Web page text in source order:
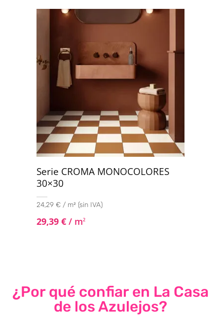
Serie CROMA MONOCOLORES
30×30
24,29 € / m² (sin IVA)
29,39 € / m2
¿Por qué confiar en La Casa
de los Azulejos?